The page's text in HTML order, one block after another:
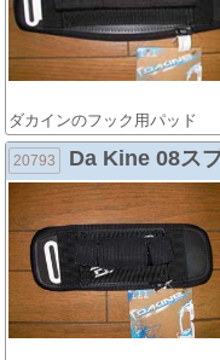
ダカインのフック用パッド
20793 Da Kine 08ス